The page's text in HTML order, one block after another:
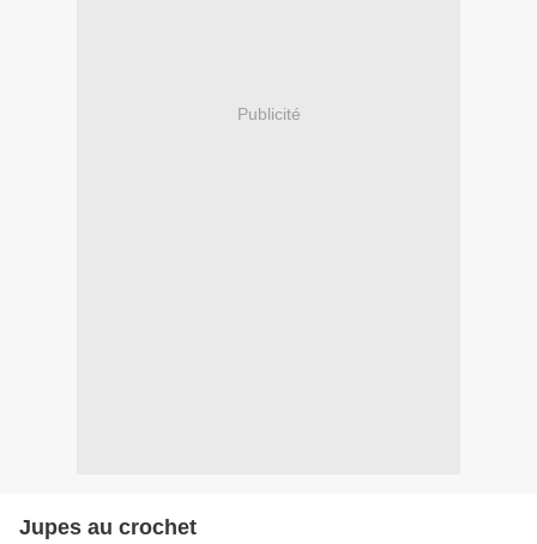
Publicité
Jupes au crochet